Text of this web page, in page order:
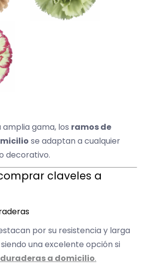
gama, los ramos de
se adaptan a cualquier
decorativo.
claveles a
por su resistencia y larga
una excelente opción si
a domicilio.